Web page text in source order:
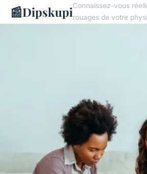
📰DipskupiConnaissez-vous
rouages de votre